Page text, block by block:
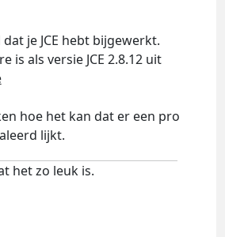
je JCE hebt bijgewerkt.
is als versie JCE 2.8.12 uit
hoe het kan dat er een pro
lijkt.
het zo leuk is.